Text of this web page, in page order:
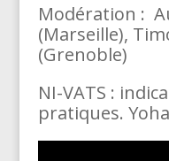
Modération :
(Marseille),
(Grenoble)
NI-VATS :
pratiques.